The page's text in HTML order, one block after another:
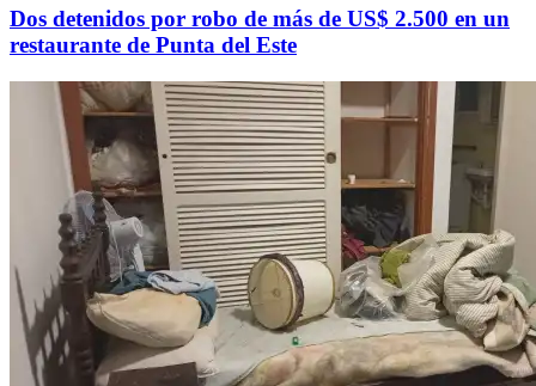
Dos detenidos por robo de más de US$ 2.500 en un
restaurante de Punta del Este